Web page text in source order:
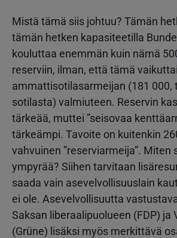
Mistä tämä siis johtuu? Tämän
tämän hetken kapasiteetilla
kouluttaa enemmän kuin nämä
reserviin, ilman, että tämä
ammattisotilasarmeijan (181 000,
sotilasta) valmiuteen. Reservin
tärkeää, muttei ”seisovaa
tärkeämpi. Tavoite on kuitenkin
vahvuinen ”reserviarmeija”. Miten
ympyrää? Siihen tarvitaan
saada vain asevelvollisuuslain
ei ole. Asevelvollisuutta
Saksan liberaalipuolueen (FDP) ja
(Grüne) lisäksi myös merkittävä